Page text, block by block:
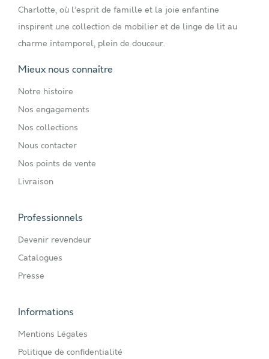
Charlotte, où l’esprit de famille et la joie enfantine
inspirent une collection de mobilier et de linge de lit au
charme intemporel, plein de douceur.
Mieux nous connaître
Notre histoire
Nos engagements
Nos collections
Nous contacter
Nos points de vente
Livraison
Professionnels
Devenir revendeur
Catalogues
Presse
Informations
Mentions Légales
Politique de confidentialité